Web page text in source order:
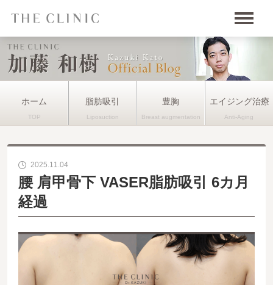
ホーム 脂肪吸引 豊胸 エイジング治療
2025.11.04
腰 肩甲骨下 VASER脂肪吸引 6カ月
経過